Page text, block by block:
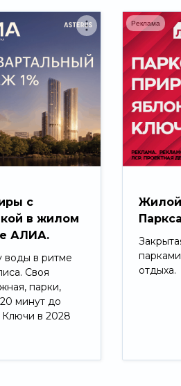
с
в жилом
АЛИА.
воды в ритме
Своя
парки,
минут до
Ключи в 2028
отдыха.
Реклама